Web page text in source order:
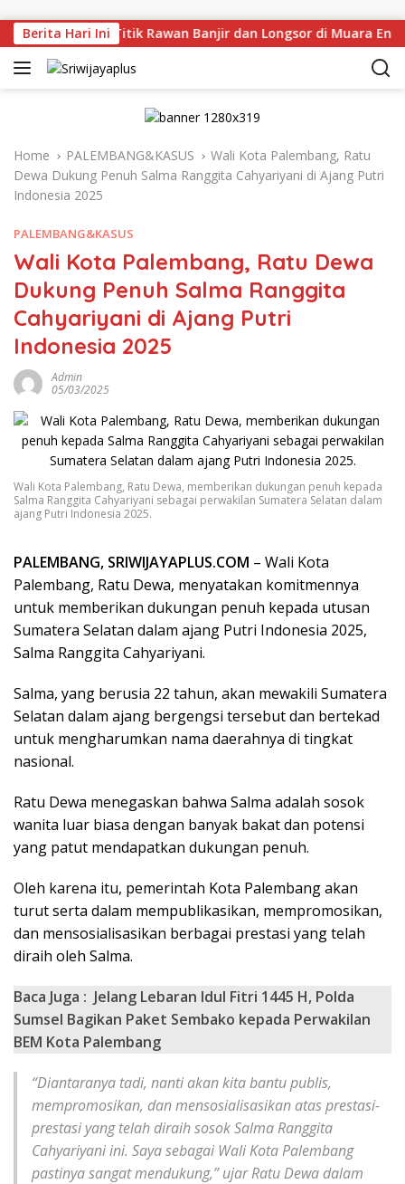
Berita Hari Ini
Langsung Titik Rawan Banjir dan Longsor di Muara Enim,
Home PALEMBANG&KASUS
Wali Kota Palembang, Ratu
Dewa Dukung Penuh Salma Ranggita Cahyariyani di Ajang Putri
Indonesia 2025
PALEMBANG&KASUS
Wali Kota Palembang, Ratu Dewa
Dukung Penuh Salma Ranggita
Cahyariyani di Ajang Putri
Indonesia 2025
Admin
05/03/2025
Wali Kota Palembang, Ratu Dewa, memberikan dukungan penuh kepada
Salma Ranggita Cahyariyani sebagai perwakilan Sumatera Selatan dalam
ajang Putri Indonesia 2025.
PALEMBANG, SRIWIJAYAPLUS.COM – Wali Kota
Palembang, Ratu Dewa, menyatakan komitmennya
untuk memberikan dukungan penuh kepada utusan
Sumatera Selatan dalam ajang Putri Indonesia 2025,
Salma Ranggita Cahyariyani.
Salma, yang berusia 22 tahun, akan mewakili Sumatera
Selatan dalam ajang bergengsi tersebut dan bertekad
untuk mengharumkan nama daerahnya di tingkat
nasional.
Ratu Dewa menegaskan bahwa Salma adalah sosok
wanita luar biasa dengan banyak bakat dan potensi
yang patut mendapatkan dukungan penuh.
Oleh karena itu, pemerintah Kota Palembang akan
turut serta dalam mempublikasikan, mempromosikan,
dan mensosialisasikan berbagai prestasi yang telah
diraih oleh Salma.
Baca Juga : Jelang Lebaran Idul Fitri 1445 H, Polda
Sumsel Bagikan Paket Sembako kepada Perwakilan
BEM Kota Palembang
“Diantaranya tadi, nanti akan kita bantu publis,
mempromosikan, dan mensosialisasikan atas prestasi-
prestasi yang telah diraih sosok Salma Ranggita
Cahyariyani ini. Saya sebagai Wali Kota Palembang
pastinya sangat mendukung,” ujar Ratu Dewa dalam